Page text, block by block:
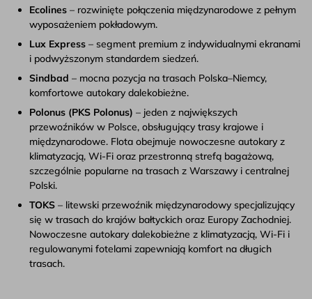
Ecolines – rozwinięte połączenia międzynarodowe z pełnym
wyposażeniem pokładowym.
Lux Express – segment premium z indywidualnymi ekranami
i podwyższonym standardem siedzeń.
Sindbad – mocna pozycja na trasach Polska–Niemcy,
komfortowe autokary dalekobieżne.
Polonus (PKS Polonus) – jeden z największych
przewoźników w Polsce, obsługujący trasy krajowe i
międzynarodowe. Flota obejmuje nowoczesne autokary z
klimatyzacją, Wi-Fi oraz przestronną strefą bagażową,
szczególnie popularne na trasach z Warszawy i centralnej
Polski.
TOKS – litewski przewoźnik międzynarodowy specjalizujący
się w trasach do krajów bałtyckich oraz Europy Zachodniej.
Nowoczesne autokary dalekobieżne z klimatyzacją, Wi-Fi i
regulowanymi fotelami zapewniają komfort na długich
trasach.